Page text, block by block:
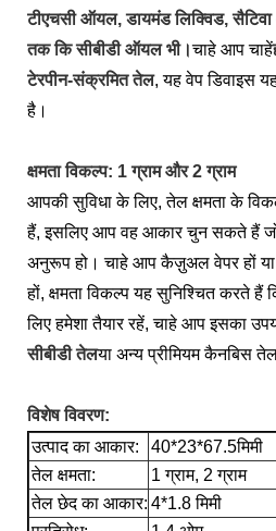
टीएचसी ऑयल, डायमंड लिक्विड,
तक ​​कि सीबीडी ऑयल भी।चाहे आप चाहें
टेरपीन-संक्रमित तेल, यह वेप डिवाइस
है।
क्षमता विकल्प: 1 ग्राम और 2 ग्राम
आपकी सुविधा के लिए, तेल क्षमता के
हैं, इसलिए आप वह आकार चुन सकते हैं
अनुरूप हो। चाहे आप कैज़ुअल वेपर हों या
हों, क्षमता विकल्प यह सुनिश्चित
लिए हमेशा तैयार रहें, चाहे आप इसका
सीबीडी तेलया अन्य प्रीमियम कैनबिस
विशेष विवरण:
उत्पाद का आकार:
40*23*67.5मिमी
तेल क्षमता:
1 ग्राम, 2 ग्राम
तेल छेद का आकार: 4*1.8 मिमी